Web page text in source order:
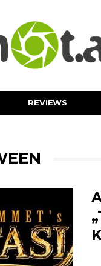
REVIEWS